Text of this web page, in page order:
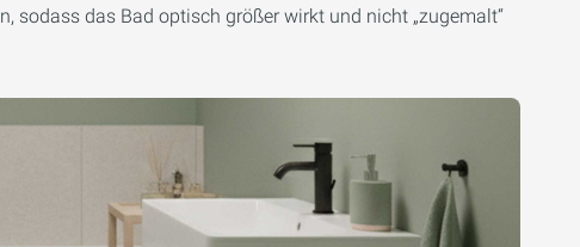
sodass das Bad optisch größer wirkt und nicht „zugemalt“